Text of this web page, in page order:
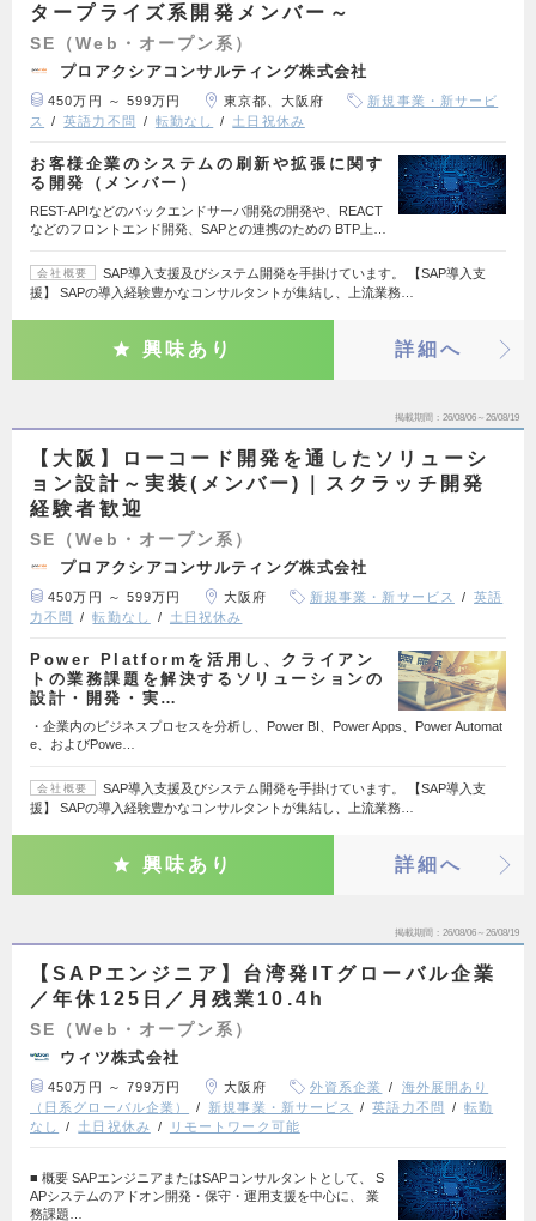
タープライズ系開発メンバー～
SE（Web・オープン系）
プロアクシアコンサルティング株式会社
450万円 ～ 599万円 東京都、大阪府
新規事業・新サービ
ス
英語力不問 転勤なし 土日祝休み
お客様企業のシステムの刷新や拡張に関す
る開発（メンバー）
REST-APIなどのバックエンドサーバ開発の開発や、REACT
などのフロントエンド開発、SAPとの連携のための BTP上…
会社概要
SAP導入支援及びシステム開発を手掛けています。 【SAP導入支
援】 SAPの導入経験豊かなコンサルタントが集結し、上流業務…
興味あり 詳細へ
掲載期間 26/08/06～26/08/19
【大阪】ローコード開発を通したソリューシ
ョン設計～実装(メンバー)｜スクラッチ開発
経験者歓迎
SE（Web・オープン系）
プロアクシアコンサルティング株式会社
450万円 ～ 599万円 大阪府 新規事業・新サービス
英語
力不問
転勤なし 土日祝休み
Power Platformを活用し、クライアン
トの業務課題を解決するソリューションの
設計・開発・実…
・企業内のビジネスプロセスを分析し、Power BI、Power Apps、Power Automat
e、およびPowe…
会社概要
SAP導入支援及びシステム開発を手掛けています。 【SAP導入支
援】 SAPの導入経験豊かなコンサルタントが集結し、上流業務…
興味あり 詳細へ
掲載期間 26/08/06～26/08/19
【SAPエンジニア】台湾発ITグローバル企業
／年休125日／月残業10.4h
SE（Web・オープン系）
ウィツ株式会社
450万円 ～ 799万円 大阪府 外資系企業
海外展開あり
（日系グローバル企業）
新規事業・新サービス 英語力不問
転勤
なし
土日祝休み リモートワーク可能
■ 概要 SAPエンジニアまたはSAPコンサルタントとして、 S
APシステムのアドオン開発・保守・運用支援を中心に、 業
務課題…